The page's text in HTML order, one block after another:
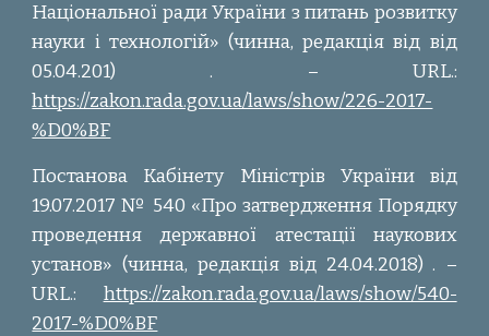
Національної ради України з питань розвитку
науки і технологій» (чинна, редакція від від
05.04.201) . – URL.:
https://zakon.rada.gov.ua/laws/show/226-2017-
%D0%BF
Постанова Кабінету Міністрів України від
19.07.2017 № 540 «Про затвердження Порядку
проведення державної атестації наукових
установ» (чинна, редакція від 24.04.2018) . –
URL.: https://zakon.rada.gov.ua/laws/show/540-
2017-%D0%BF